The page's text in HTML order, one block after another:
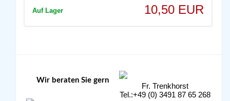
Auf Lager 10,50 EUR
Wir beraten Sie gern
Fr. Trenkhorst
Tel.:+49 (0) 3491 87 65 268